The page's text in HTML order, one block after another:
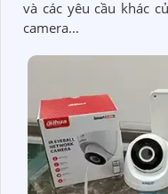
và các yêu cầu khác
camera...